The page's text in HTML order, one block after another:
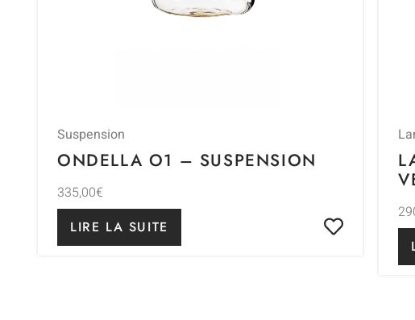
Suspension
ONDELLA O1 – SUSPENSION
335,00€
LIRE LA SUITE